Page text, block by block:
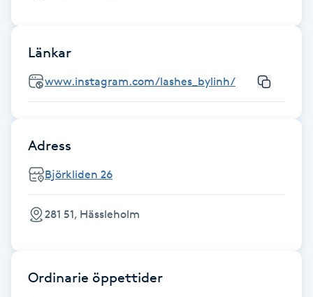
Färgning
Föning
Gel naglar
Gelenaglar
Gellack
Gellack med förstärkning
Länkar
www.instagram.com/lashes_bylinh/
Adress
Björkliden 26
281 51, Hässleholm
Ordinarie öppettider